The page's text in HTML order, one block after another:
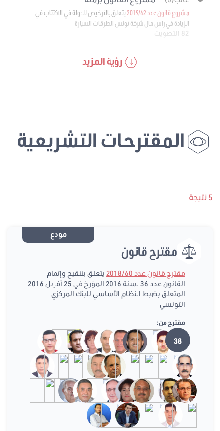
مشروع قانون عدد 2019/42
يتعلق بالترخيص للدولة في الاكتتاب في
الزيادة في راس مال شركة تونس الطرقات السيارة
82 التصويت
رؤية المزيد
المقترحات التشريعية
5 نتيجة
مودع
مقترح قانون
مقترح قانون عدد 2018/60
يتعلق بتنقيح وإتمام
القانون عدد 36 لسنة 2016 المؤرخ في 25 أفريل 2016
المتعلق بضبط النظام الأساسي للبنك المركزي
التونسي
مقترح من:
38